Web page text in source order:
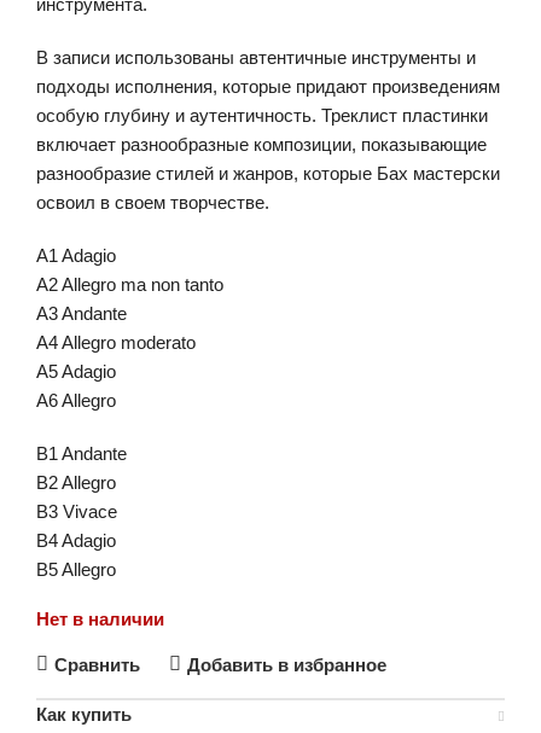
инструмента.
В записи использованы автентичные инструменты и
подходы исполнения, которые придают произведениям
особую глубину и аутентичность. Треклист пластинки
включает разнообразные композиции, показывающие
разнообразие стилей и жанров, которые Бах мастерски
освоил в своем творчестве.
A1 Adagio
A2 Allegro ma non tanto
A3 Andante
A4 Allegro moderato
A5 Adagio
A6 Allegro
B1 Andante
B2 Allegro
B3 Vivace
B4 Adagio
B5 Allegro
Нет в наличии
Сравнить Добавить в избранное
Как купить